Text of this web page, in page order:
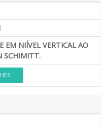
EM NIÍVEL VERTICAL AO
SCHIMITT.